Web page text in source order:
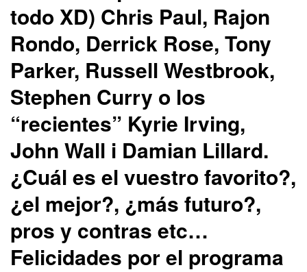
todo XD) Chris Paul, Rajon
Rondo, Derrick Rose, Tony
Parker, Russell Westbrook,
Stephen Curry o los
“recientes” Kyrie Irving,
John Wall i Damian Lillard.
¿Cuál es el vuestro favorito?,
¿el mejor?, ¿más futuro?,
pros y contras etc…
Felicidades por el programa